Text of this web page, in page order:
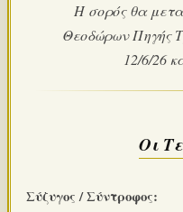
Η σορός θα
Θεοδώρων Πηγής
12/6/26
Οι
Σύζυγος / Σύντροφος: